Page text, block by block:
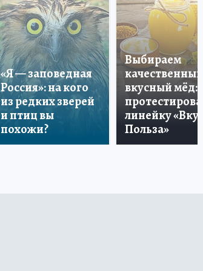
«Я — заповедная
Россия»: на кого
из редких зверей
и птиц вы
похожи?
Выбираем
качественный
вкусный мёд:
линейку «Вкус
Польза»